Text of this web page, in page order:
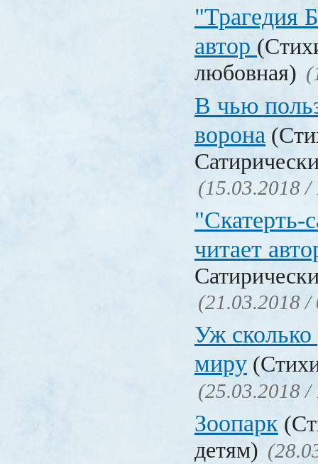
"Трагедия
автор
любовная)
В чью
ворона
(15.03.2018 /
"Скатерть-
читает
(21.03.2018 /
Уж сколько
миру
(25.03.2018 /
Зоопарк
детям)